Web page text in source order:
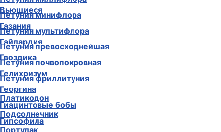
Петуния минифлора
Петуния мультифлора
Петуния превосходнейшая
Петуния почвопокровная
Петуния фриллитуния
Платикодон
Подсолнечник
Портулак
Вьющиеся
Газания
Гайлардия
Гвоздика
Гелихризум
Георгина
Гиацинтовые бобы
Гипсофила